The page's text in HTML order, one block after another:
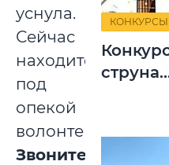
уснула.
Сейчас
находится
под
опекой
волонтеров.
Звоните:
КОНКУРСЫ